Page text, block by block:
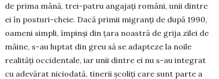
de prima mână, trei-patru angajați români, unii dintre
ei în posturi-che­ie. Dacă primii migranți de după 1990,
oameni simpli, împinși din țara noastră de grija zilei de
mâine, s-au luptat din greu să se adapteze la noile
realități occidentale, iar unii dintre ei nu s-au integrat
cu adevărat niciodată, tinerii școliți care sunt parte a